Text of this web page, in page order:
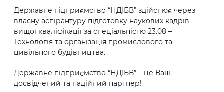
Державне підприємство “НДІБВ” здійснює через
власну аспірантуру підготовку наукових кадрів
вищої кваліфікації за спеціальністю 23.08 –
Технологія та організація промислового та
цивільного будівництва.
Державне підприємство “НДІБВ” – це Ваш
досвідчений та надійний партнер!